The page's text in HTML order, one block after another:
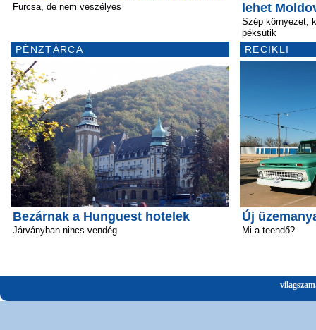
Furcsa, de nem veszélyes
PÉNZTÁRCA
Bezárnak a Hunguest hotelek
Járványban nincs vendég
lehet
Szép környezet,
péksütik
RECIKLI
Új
Mi a teendő?